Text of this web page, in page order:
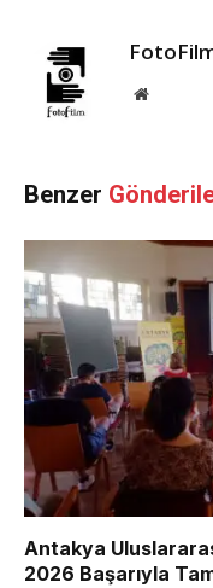
Website
Benzer
Antakya
2026 Başarıyla